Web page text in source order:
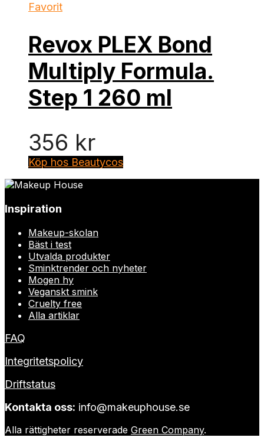
Favorit
Revox PLEX Bond
Multiply Formula.
Step 1 260 ml
356 kr
Köp hos Beautycos
Inspiration
Makeup-skolan
Bäst i test
Utvalda produkter
Sminktrender och nyheter
Mogen hy
Veganskt smink
Cruelty free
Alla artiklar
FAQ
Integritetspolicy
Driftstatus
Kontakta oss: info@makeuphouse.se
Alla rättigheter reserverade Green Company.